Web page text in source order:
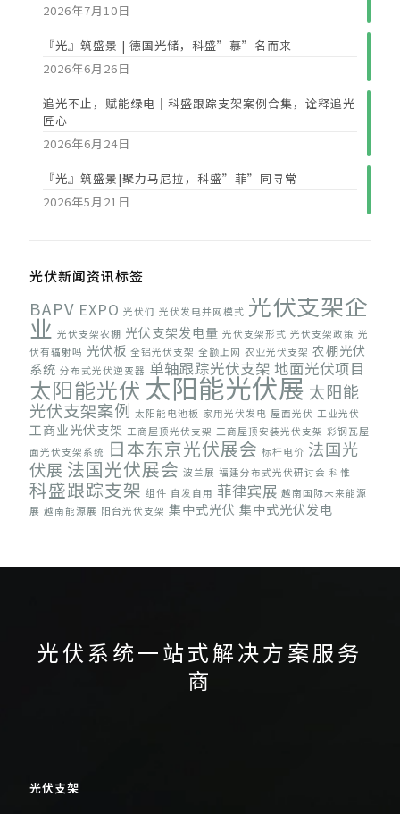
2026年7月10日
『光』筑盛景 | 德国光储，科盛”慕”名而来
2026年6月26日
追光不止，赋能绿电｜科盛跟踪支架案例合集，诠释追光
匠心
2026年6月24日
『光』筑盛景|聚力马尼拉，科盛”菲”同寻常
2026年5月21日
光伏新闻资讯标签
BAPV EXPO 光伏们 光伏发电并网模式 光伏支架企
业 光伏支架农棚 光伏支架发电量 光伏支架形式 光伏支架政策 光
伏有辐射吗 光伏板 全铝光伏支架 全额上网 农业光伏支架 农棚光伏
系统 分布式光伏逆变器 单轴跟踪光伏支架 地面光伏项目
太阳能光伏 太阳能光伏展 太阳能
光伏支架案例 太阳能电池板 家用光伏发电 屋面光伏 工业光伏
工商业光伏支架 工商屋顶光伏支架 工商屋顶安装光伏支架 彩钢瓦屋
面光伏支架系统 日本东京光伏展会 标杆电价 法国光
伏展 法国光伏展会 波兰展 福建分布式光伏研讨会 科惟
科盛跟踪支架 组件 自发自用 菲律宾展 越南国际未来能源
展 越南能源展 阳台光伏支架 集中式光伏 集中式光伏发电
光伏系统一站式解决方案服务
商
光伏支架